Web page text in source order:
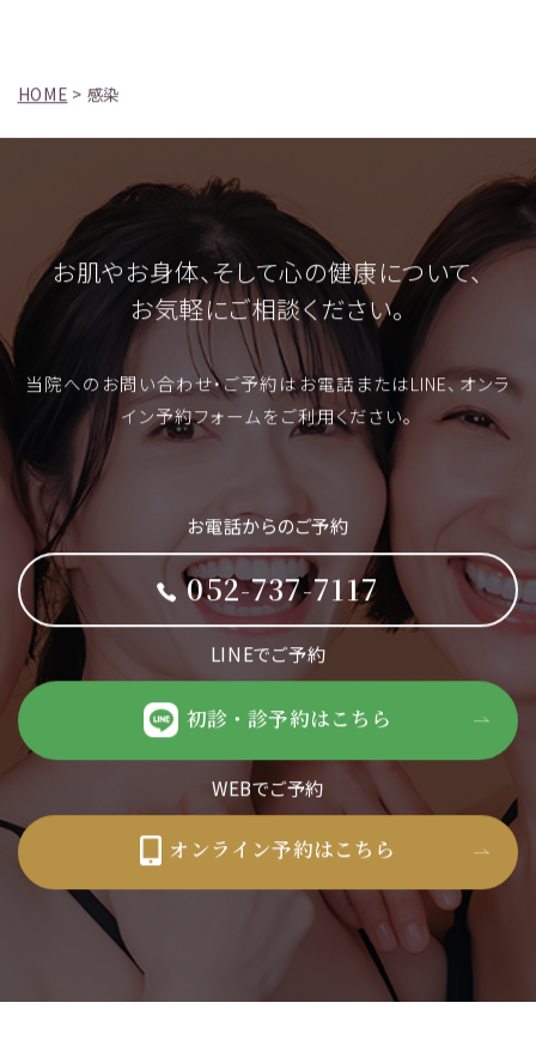
HOME > 感染
お肌やお身体、そして心の健康について、
お気軽にご相談ください。
当院へのお問い合わせ・ご予約はお電話またはLINE、オンラ
イン予約フォームをご利用ください。
お電話からのご予約
052-737-7117
LINEでご予約
初診・診予約はこちら
WEBでご予約
オンライン予約はこちら